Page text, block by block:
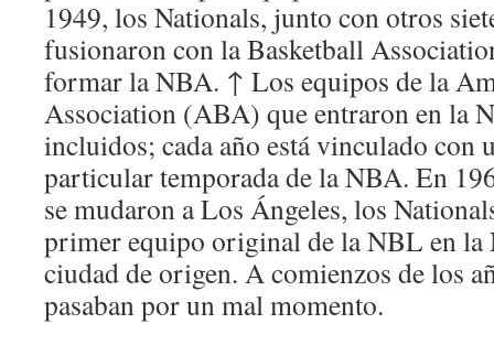
1949, los Nationals, junto con otros
fusionaron con la Basketball
formar la NBA. ↑ Los equipos de la
Association (ABA) que entraron en la
incluidos; cada año está vinculado con
particular temporada de la NBA. En
se mudaron a Los Ángeles, los
primer equipo original de la NBL en la
ciudad de origen. A comienzos de los
pasaban por un mal momento.